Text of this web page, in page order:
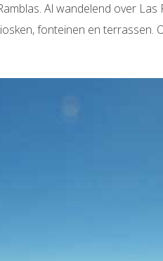
Al wandelend over Las
fonteinen en terrassen.